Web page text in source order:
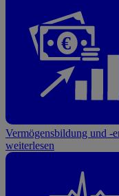
€
Vermögensbildung und -
weiterlesen